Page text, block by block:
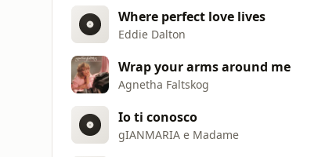
Where perfect love lives
Eddie Dalton
Wrap your arms around me
Agnetha Faltskog
Io ti conosco
gIANMARIA e Madame